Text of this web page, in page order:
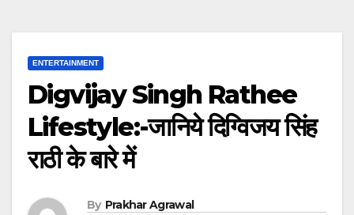
ENTERTAINMENT
Digvijay Singh Rathee
Lifestyle:-जानिये दिग्विजय सिंह
राठी के बारे में
By Prakhar Agrawal